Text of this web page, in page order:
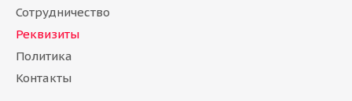
Сотрудничество
Реквизиты
Политика
Контакты